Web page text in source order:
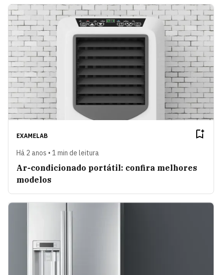
EXAMELAB
Há 2 anos • 1 min de leitura
Ar-condicionado portátil: confira melhores
modelos